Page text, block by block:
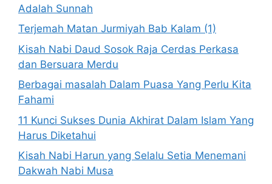
Adalah Sunnah
Terjemah Matan Jurmiyah Bab Kalam (1)
Kisah Nabi Daud Sosok Raja Cerdas Perkasa
dan Bersuara Merdu
Berbagai masalah Dalam Puasa Yang Perlu Kita
Fahami
11 Kunci Sukses Dunia Akhirat Dalam Islam Yang
Harus Diketahui
Kisah Nabi Harun yang Selalu Setia Menemani
Dakwah Nabi Musa